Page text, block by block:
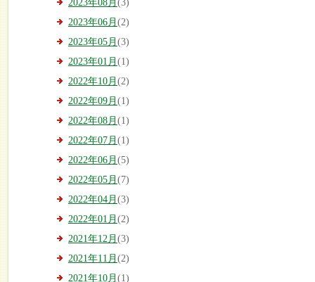
2023年08月 (3)
2023年06月 (2)
2023年05月 (3)
2023年01月 (1)
2022年10月 (2)
2022年09月 (1)
2022年08月 (1)
2022年07月 (1)
2022年06月 (5)
2022年05月 (7)
2022年04月 (3)
2022年01月 (2)
2021年12月 (3)
2021年11月 (2)
2021年10月 (1)